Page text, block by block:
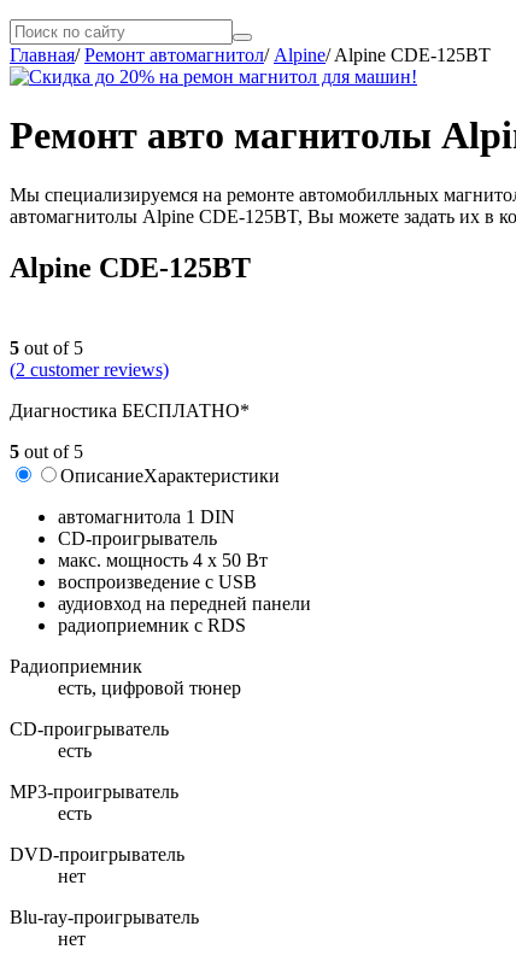
Главная/Ремонт автомагнитол/ Alpine/Alpine CDE-125BT
Ремонт авто магнитолы
Мы специализируемся на ремонте автомобилльных
автомагнитолы Alpine CDE-125BT, Вы можете задать их в
Alpine CDE-125BT
5 out of 5
(2 customer reviews)
Диагностика БЕСПЛАТНО*
5 out of 5
ОписаниеХарактеристики
автомагнитола 1 DIN
CD-проигрыватель
макс. мощность 4 x 50 Вт
воспроизведение с USB
аудиовход на передней панели
радиоприемник с RDS
Радиоприемник
есть, цифровой тюнер
CD-проигрыватель
есть
MP3-проигрыватель
есть
DVD-проигрыватель
нет
Blu-ray-проигрыватель
нет